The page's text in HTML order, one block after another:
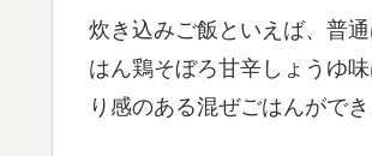
炊き込みご飯といえば、普
はん鶏そぼろ甘辛しょうゆ
り感のある混ぜごはんがで